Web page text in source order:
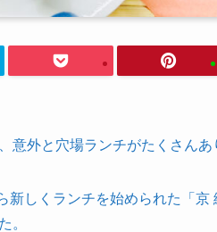
意外と穴場ランチがたくさんあ
しくランチを始められた「京
。